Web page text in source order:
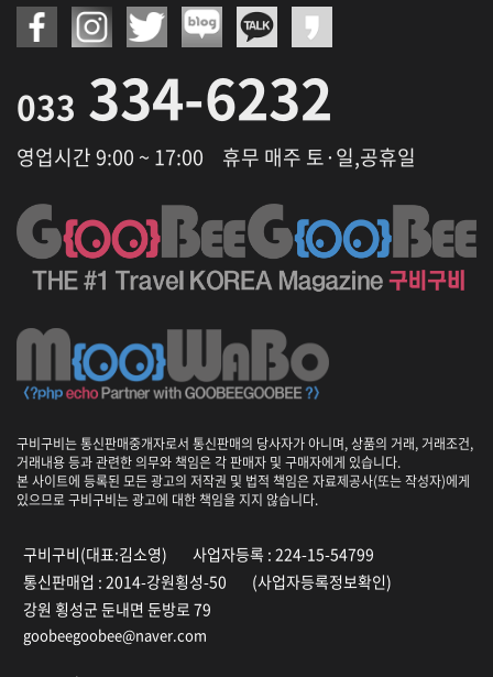
033 334-6232
영업시간 9:00 ~ 17:00 휴무 매주 토·일,공휴일
구비구비는 통신판매중개자로서 통신판매의 당사자가 아니며, 상품의 거래, 거래조건,
거래내용 등과 관련한 의무와 책임은 각 판매자 및 구매자에게 있습니다.
본 사이트에 등록된 모든 광고의 저작권 및 법적 책임은 자료제공사(또는 작성자)에게
있으므로 구비구비는 광고에 대한 책임을 지지 않습니다.
구비구비(대표:김소영)
사업자등록 : 224-15-54799
통신판매업 : 2014-강원횡성-50
(사업자등록정보확인)
강원 횡성군 둔내면 둔방로 79
goobeegoobee@naver.com